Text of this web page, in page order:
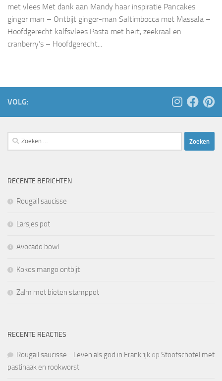
met vlees Met dank aan Mandy haar inspiratie Pancakes
ginger man – Ontbijt ginger-man Saltimbocca met Massala –
Hoofdgerecht kalfsvlees Pasta met hert, zeekraal en
cranberry’s – Hoofdgerecht...
VOLG:
Zoeken
naar:
RECENTE BERICHTEN
Rougail saucisse
Larsjes pot
Avocado bowl
Kokos mango ontbijt
Zalm met bieten stamppot
RECENTE REACTIES
Rougail saucisse - Leven als god in Frankrijk op Stoofschotel met
pastinaak en rookworst